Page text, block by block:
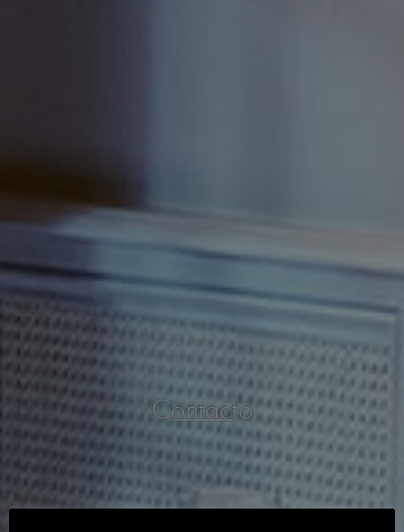
Contacto
_____